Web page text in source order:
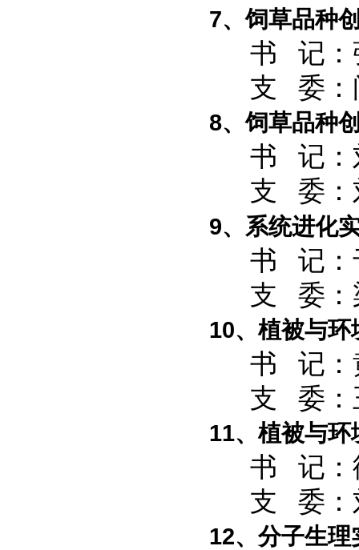
7、饲草品种
书 记：
支 委：
8、饲草品种
书 记：
支 委：
9、系统进化
书 记：
支 委：
10、植被与
书 记：
支 委：
11、植被与
书 记：
支 委：
12、分子生